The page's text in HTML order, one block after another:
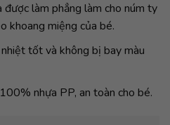
làm phẳng làm cho núm ty
khoang miệng của bé.
tốt và không bị bay màu
nhựa PP, an toàn cho bé.